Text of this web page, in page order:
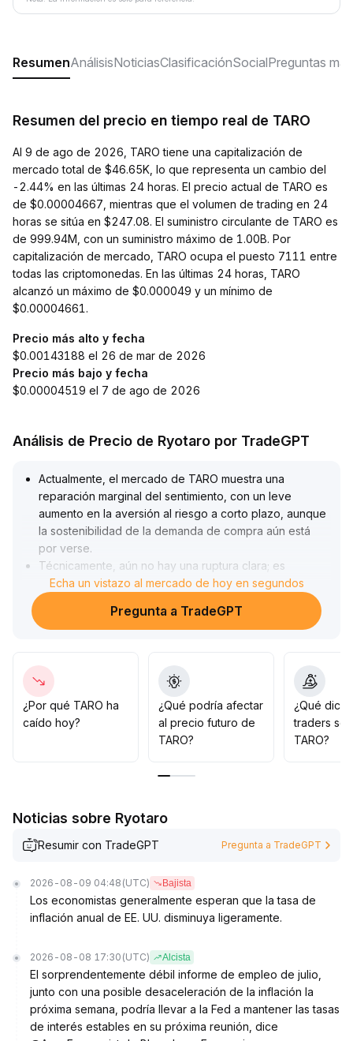
ResumenAnálisisNoticiasClasificaciónSocialPreguntas
Resumen del precio en tiempo real de TARO
Al 9 de ago de 2026, TARO tiene una capitalización de
mercado total de $46.65K, lo que representa un cambio del
-2.44% en las últimas 24 horas. El precio actual de TARO es
de $0.00004667, mientras que el volumen de trading en 24
horas se sitúa en $247.08. El suministro circulante de TARO es
de 999.94M, con un suministro máximo de 1.00B. Por
capitalización de mercado, TARO ocupa el puesto 7111 entre
todas las criptomonedas. En las últimas 24 horas, TARO
alcanzó un máximo de $0.000049 y un mínimo de
$0.00004661.
Precio más alto y fecha
$0.00143188 el 26 de mar de 2026
Precio más bajo y fecha
$0.00004519 el 7 de ago de 2026
Análisis de Precio de Ryotaro por TradeGPT
Actualmente, el mercado de TARO muestra una
reparación marginal del sentimiento, con un leve
aumento en la aversión al riesgo a corto plazo, aunque
la sostenibilidad de la demanda de compra aún está
por verse.
Técnicamente, aún no hay una ruptura clara; es
necesario observar si el precio y el volumen pueden
aumentar de manera sincronizada en el futuro
Solo si se rompe y mantiene eficazmente las principales
En cuanto a la estrategia, a corto plazo se recomienda
operar dentro de un rango combinado con stops
dinámicos; a mediano y largo plazo, es mejor esperar a
que la tecnología y el sentimiento confirmen una
resonancia antes de aumentar la posición, priorizando
volatilidad repetida del mercado
Echa un vistazo al mercado de hoy en segundos
Pregunta a TradeGPT
¿Por qué TARO ha
caído hoy?
¿Qué podría afectar
al precio futuro de
TARO?
¿Qué
traders
TARO?
Noticias sobre Ryotaro
Resumir con TradeGPT Pregunta a TradeGPT
2026-08-09 04:48 (UTC) Bajista
Los economistas generalmente esperan que la tasa de
inflación anual de EE. UU. disminuya ligeramente.
2026-08-08 17:30 (UTC) Alcista
El sorprendentemente débil informe de empleo de julio,
junto con una posible desaceleración de la inflación la
próxima semana, podría llevar a la Fed a mantener las tasas
de interés estables en su próxima reunión, dice